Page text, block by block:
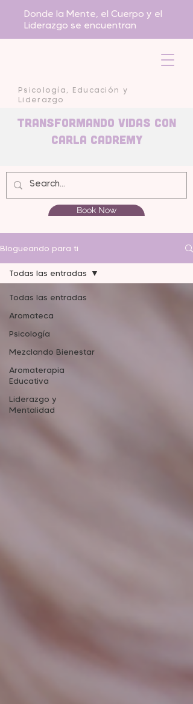
Psicología, Educación y
Liderazgo
Donde la Mente, el Cuerpo y el
Liderazgo se encuentran
Transformando Vidas con
carla Cadremy
Book Now
Blogueando para ti
Todas las entradas
Aromateca
Psicología
Mezclando Bienestar
Aromaterapia
Educativa
Liderazgo y
Mentalidad
Todas las entradas